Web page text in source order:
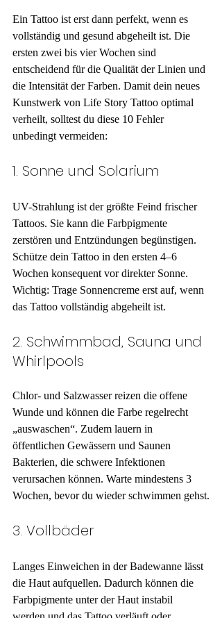
Ein Tattoo ist erst dann perfekt, wenn es
vollständig und gesund abgeheilt ist. Die
ersten zwei bis vier Wochen sind
entscheidend für die Qualität der Linien und
die Intensität der Farben. Damit dein neues
Kunstwerk von Life Story Tattoo optimal
verheilt, solltest du diese 10 Fehler
unbedingt vermeiden:
1. Sonne und Solarium
UV-Strahlung ist der größte Feind frischer
Tattoos. Sie kann die Farbpigmente
zerstören und Entzündungen begünstigen.
Schütze dein Tattoo in den ersten 4–6
Wochen konsequent vor direkter Sonne.
Wichtig: Trage Sonnencreme erst auf, wenn
das Tattoo vollständig abgeheilt ist.
2. Schwimmbad, Sauna und
Whirlpools
Chlor- und Salzwasser reizen die offene
Wunde und können die Farbe regelrecht
„auswaschen“. Zudem lauern in
öffentlichen Gewässern und Saunen
Bakterien, die schwere Infektionen
verursachen können. Warte mindestens 3
Wochen, bevor du wieder schwimmen gehst.
3. Vollbäder
Langes Einweichen in der Badewanne lässt
die Haut aufquellen. Dadurch können die
Farbpigmente unter der Haut instabil